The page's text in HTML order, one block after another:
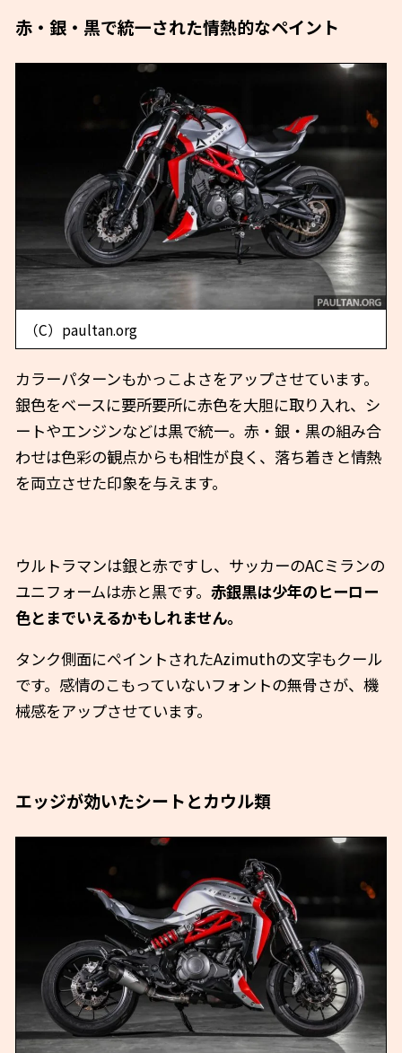
赤・銀・黒で統一された情熱的なペイント
（C）paultan.org
カラーパターンもかっこよさをアップさせています。
銀色をベースに要所要所に赤色を大胆に取り入れ、シ
ートやエンジンなどは黒で統一。赤・銀・黒の組み合
わせは色彩の観点からも相性が良く、落ち着きと情熱
を両立させた印象を与えます。
ウルトラマンは銀と赤ですし、サッカーのACミランの
ユニフォームは赤と黒です。赤銀黒は少年のヒーロー
色とまでいえるかもしれません。
タンク側面にペイントされたAzimuthの文字もクール
です。感情のこもっていないフォントの無骨さが、機
械感をアップさせています。
エッジが効いたシートとカウル類